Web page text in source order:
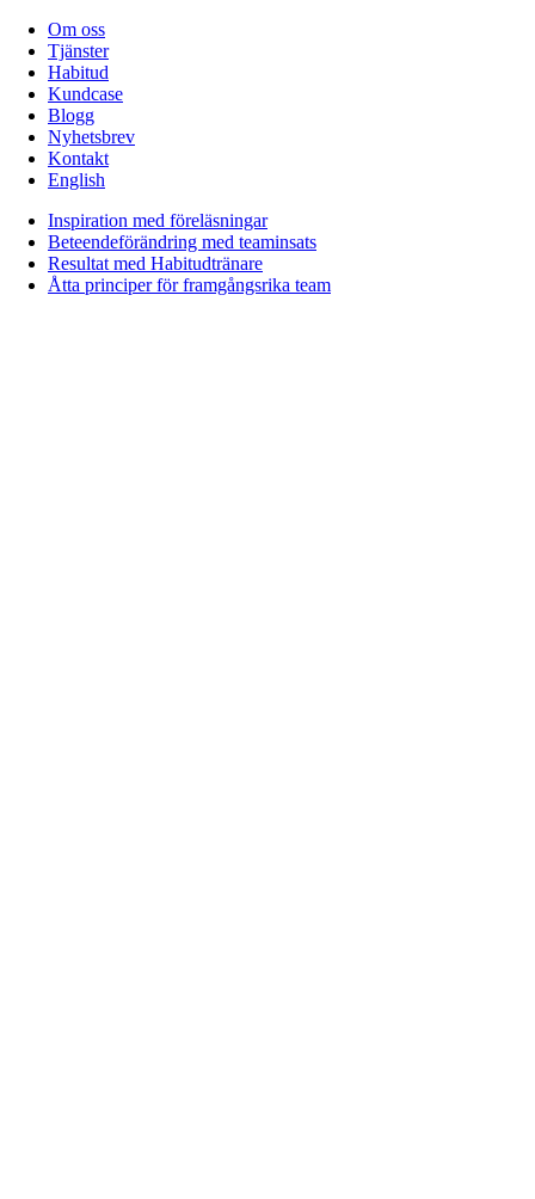
Om oss
Tjänster
Habitud
Kundcase
Blogg
Nyhetsbrev
Kontakt
English
Inspiration med föreläsningar
Beteendeförändring med teaminsats
Resultat med Habitudtränare
Åtta principer för framgångsrika team